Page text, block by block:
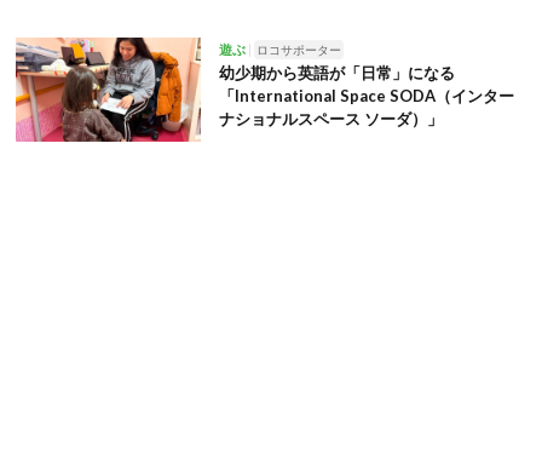
遊ぶ ロコサポーター
幼少期から英語が「日常」になる
「International Space SODA（インター
ナショナルスペース ソーダ）」